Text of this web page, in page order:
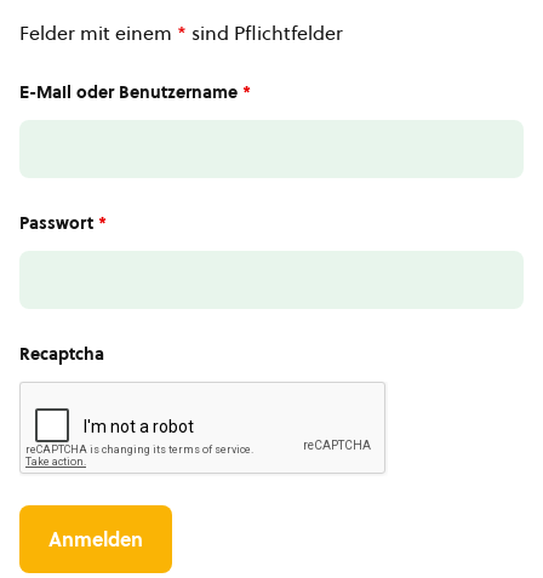
Felder mit einem * sind Pflichtfelder
E-Mail oder Benutzername *
Passwort *
Recaptcha